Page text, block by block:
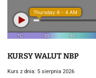
KURSY WALUT NBP
Kurs z dnia: 5 sierpnia 2026